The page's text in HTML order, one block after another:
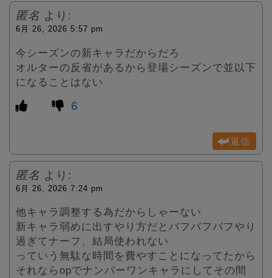
匿名 より:
6月 26, 2026 5:57 pm
今シーズンの新キャラだからだろ
オルターの反省があるから登場シーズンで並以下
になることはない
6
返信
匿名 より:
6月 26, 2026 7:24 pm
他キャラ調整する為だからしゃーない
新キャラ弱めに出すやり方だとバフバフバフやり
過ぎてナーフ、結局使われない
っていう無駄な時間を費やすことになってたから
それならopでナンバーワンキャラにしてその間